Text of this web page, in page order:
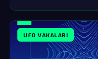
UFO VAKALARI